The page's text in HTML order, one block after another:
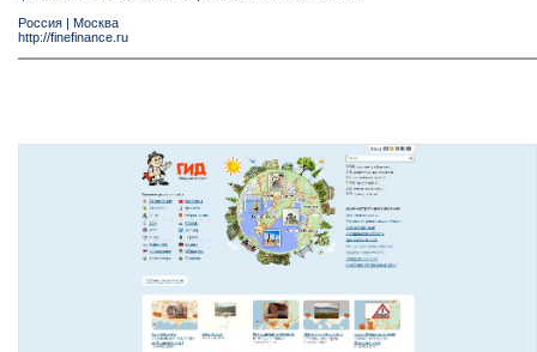
Россия | Москва
http://finefinance.ru